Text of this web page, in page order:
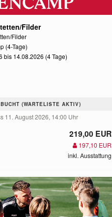
Filder
Filder
(4-Tage)
bis 14.08.2026 (4 Tage)
(WARTELISTE AKTIV)
11. August 2026, 14:00 Uhr
219,00 EUR
197,10 EUR
inkl. Ausstattung